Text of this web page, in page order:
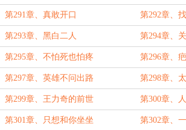
第291章、真敢开口 第292章、
第293章、黑白二人 第294章、
第295章、不怕死也怕疼 第296章、
第297章、英雄不问出路 第298章、
第299章、王力奇的前世 第300章、
第301章、只想和你坐坐 第302章、